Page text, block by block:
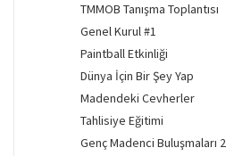
TMMOB Tanışma Toplantısı
Genel Kurul #1
Paintball Etkinliği
Dünya İçin Bir Şey Yap
Madendeki Cevherler
Tahlisiye Eğitimi
Genç Madenci Buluşmaları 2